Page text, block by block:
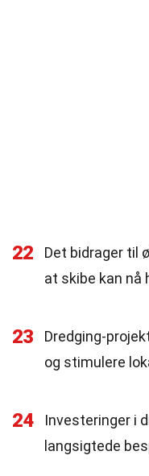
22
Det bidrager til
at skibe kan nå
23
Dredging-
og stimulere
24
Investeringer i
langsigtede